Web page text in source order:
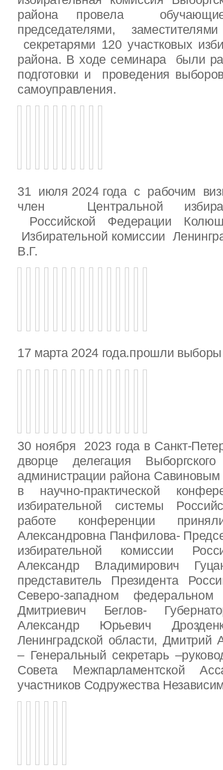
района провела
председателями,
секретарями 120 участковых
района. В ходе семинара были
подготовки и проведения
самоуправления.
31 июля 2024 года с рабочим
член Центральной
Российской Федерации
Избирательной комиссии
В.Г.
17 марта 2024 года.прошли
30 ноября 2023 года в Санкт-
дворце делегация
администрации района Савиновым
в научно-практической
избирательной системы
работе конференции
Александровна Панфилова-
избирательной комиссии
Александр Владимирович
представитель Президента
Северо-западном федеральном
Дмитриевич Беглов-
Александр Юрьевич
Ленинградской области, Дмитрий
– Генеральный секретарь
Совета Межпарламентской
участников Содружества